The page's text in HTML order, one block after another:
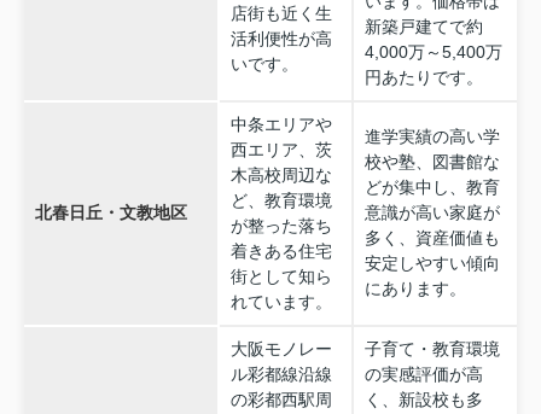
店街も近く生
活利便性が高
いです。
新築戸建てで約
4,000万～5,400万
円あたりです。
北春日丘・文教地区
中条エリアや
西エリア、茨
木高校周辺な
ど、教育環境
が整った落ち
着きある住宅
街として知ら
れています。
進学実績の高い学
校や塾、図書館な
どが集中し、教育
意識が高い家庭が
多く、資産価値も
安定しやすい傾向
にあります。
大阪モノレー
ル彩都線沿線
の彩都西駅周
子育て・教育環境
の実感評価が高
く、新設校も多